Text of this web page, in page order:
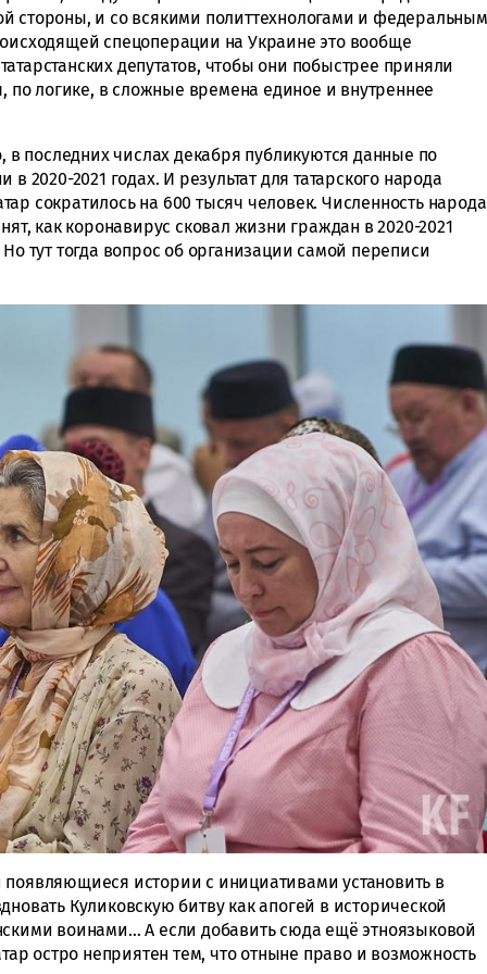
стороны, и со всякими политтехнологами и федеральным
спецоперации на Украине это вообще
депутатов, чтобы они побыстрее приняли
по логике, в сложные времена единое и внутреннее
последних числах декабря публикуются данные по
2020-2021 годах. И результат для татарского народа
сократилось на 600 тысяч человек. Численность народа
как коронавирус сковал жизни граждан в 2020-2021
тут тогда вопрос об организации самой переписи
истории с инициативами установить в
Куликовскую битву как апогей в исторической
воинами… А если добавить сюда ещё этноязыковой
остро неприятен тем, что отныне право и возможность